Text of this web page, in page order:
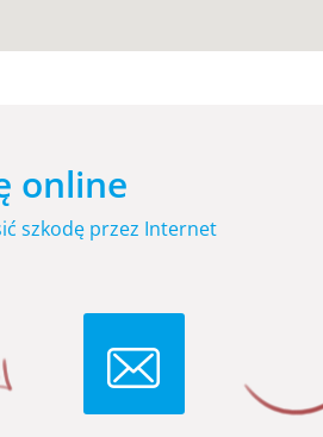
online
szkodę przez Internet